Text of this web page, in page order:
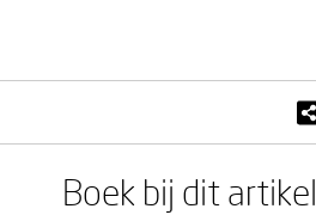
Boek bij dit artikel